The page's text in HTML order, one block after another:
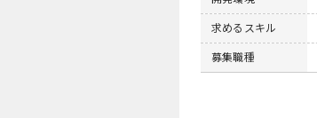
求めるスキル
募集職種